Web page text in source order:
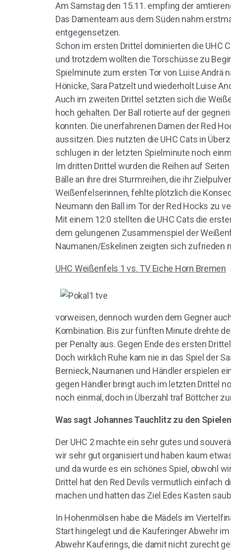
Am Samstag den 15.11. empfing der
Das Damenteam aus dem Süden nahm
entgegensetzen.
Schon im ersten Drittel dominierten die UHC
und trotzdem wollten die Torschüsse zu
Spielminute zum ersten Tor von Luise Andrä
Hönicke, Sara Patzelt und wiederholt Luise
Auch im zweiten Drittel setzten sich die
hoch gehalten. Der Ball rotierte auf der
konnten. Die unerfahrenen Damen der Red
aussitzen. Dies nutzten die UHC Cats in
schlugen in der letzten Spielminute noch
Im dritten Drittel wurden die Reihen auf
Bälle an ihre drei Sturmreihen, die ihr
Weißenfelserinnen, fehlte plötzlich die
Neumann den Ball im Tor der Red Hocks zu
Mit einem 12:0 stellten die UHC Cats die
dem gelungenen Zusammenspiel der
Naumanen/Eskelinen zeigten sich zufrieden
UHC Weißenfels 1 vs. TV Eiche Horn Bremen
vorweisen, dennoch wurden dem Gegner
Kombination. Bis zur fünften Minute drehte
per Penalty aus. Gegen Ende des ersten
Doch wirklich Ruhe kam nie in das Spiel der
Bernieck, Naumanen und Händler erspielen
gegen Händler bringt auch im letzten Drittel
noch einmal, doch in Überzahl traf Böttcher
Was sagt Johannes Tauchlitz zu den
Der UHC 2 machte ein sehr gutes und
wir sehr gut organisiert und haben kaum
und da wurde es ein schönes Spiel, obwohl
Drittel hat den Red Devils vermutlich einfach
machen und hatten das Ziel Edes Kasten
In Hohenmölsen habe die Mädels im
Start hingelegt und die Kauferinger Abwehr
Abwehr Kauferings, die damit nicht zurecht